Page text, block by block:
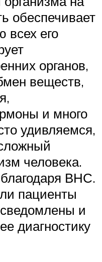
обеспечивает
всех его
органов,
веществ,
и много
удивляемся,
человека.
ВНС.
пациенты
и
диагностику